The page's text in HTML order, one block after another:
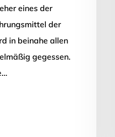
eines der
der
in beinahe allen
gegessen.